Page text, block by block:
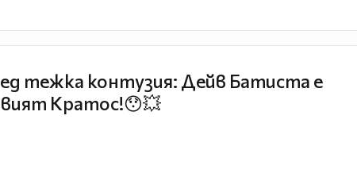
тежка контузия: Дейв Батиста е
Кратос!😯💥